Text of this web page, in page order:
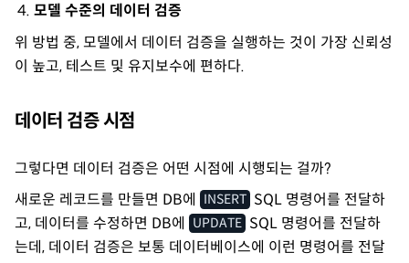
모델 수준의 데이터 검증
위 방법 중, 모델에서 데이터 검증을 실행하는 것이 가장 신뢰성
이 높고, 테스트 및 유지보수에 편하다.
데이터 검증 시점
그렇다면 데이터 검증은 어떤 시점에 시행되는 걸까?
새로운 레코드를 만들면 DB에
INSERT SQL 명령어를 전달하
고, 데이터를 수정하면 DB에
UPDATE SQL 명령어를 전달하
는데, 데이터 검증은 보통 데이터베이스에 이런 명령어를 전달